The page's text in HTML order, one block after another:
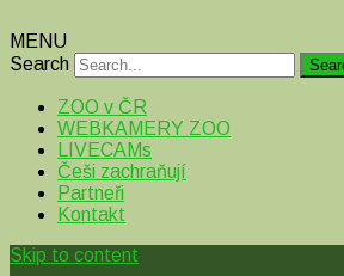
MENU
Search
ZOO v ČR
WEBKAMERY ZOO
LIVECAMs
Češi zachraňují
Partneři
Kontakt
Skip to content